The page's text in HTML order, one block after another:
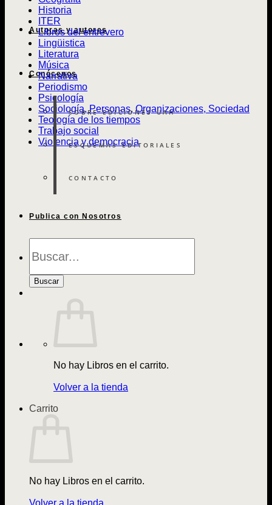
Autoras y autores
Conócenos
SOBRE EDICIONES UAH
ESQUEMAS EDITORIALES
CONTACTO
Publica con Nosotros
de
Buscar
No hay Libros en el carrito.
Volver a la tienda
Carrito
No hay Libros en el carrito.
Volver a la tienda
Historia
ITER
Libros del entrevero
Lingüistica
Literatura
Música
Narrativa
Periodismo
Psicología
Sociología, Personas, Organizaciones, Sociedad
Teología de los tiempos
Trabajo social
Violencia y democracia